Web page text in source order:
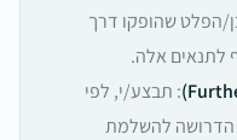
הפלט שהופקו דרך
לתנאים אלה.
: תבצע/י, לפי
הדרושה להשלמת